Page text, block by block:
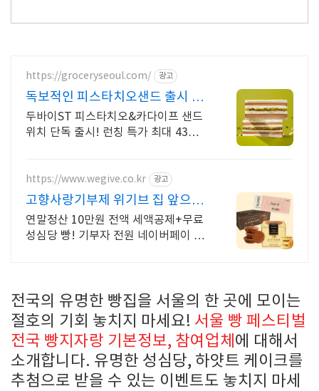
https://groceryseoul.com/ 광고
독보적인 피스타치오샌드 출시 저
당+식이섬유로 건강하게
두바이ST 피스타치오&카다이프 샌드
위치 단독 출시! 런칭 특가 최대 43%
https://www.wegive.co.kr 광고
고향사랑기부제 위기브 집 앞으로
배송되는 성심당
연말정산 10만원 전액 세액공제+무료
성심당 빵! 기부자 전원 네이버페이 지
전국의 유명한 빵집을 서울의 한 곳에 모이는
절호의 기회 놓치지 마세요! 서울 빵 페스티벌
전국 빵지자랑 기본정보, 참여업체 에 대해서
소개합니다. 유명한 성심당, 하얏트 케이크를
추첨으로 받을 수 있는 이벤트도 놓치지 마세